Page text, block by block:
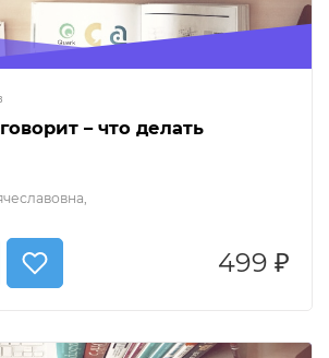
– что делать
499 ₽